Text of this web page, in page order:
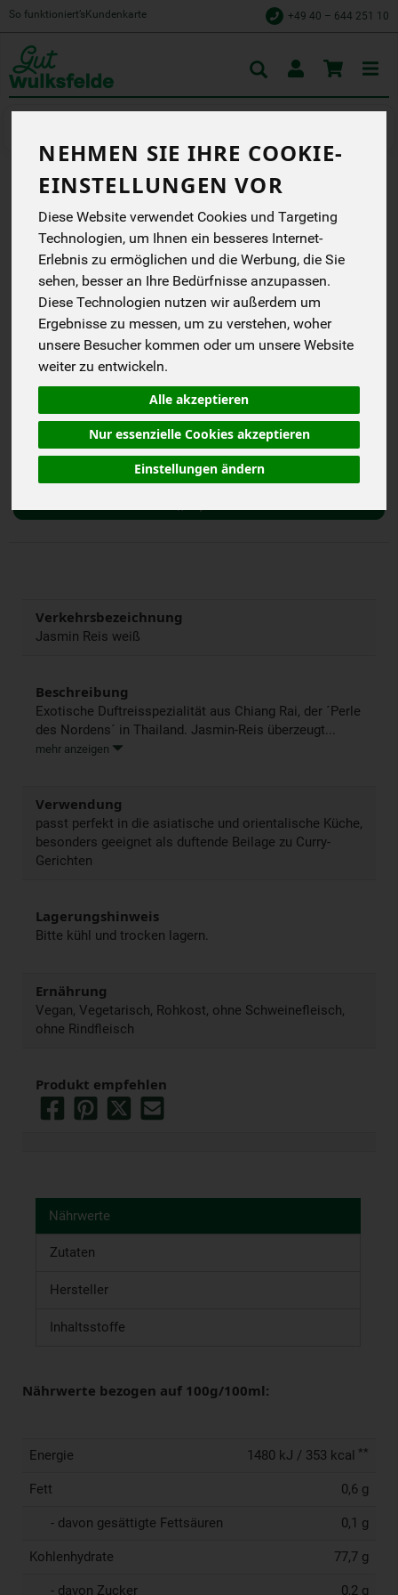
NEHMEN SIE IHRE COOKIE-
EINSTELLUNGEN VOR
Diese Website verwendet Cookies und Targeting
Technologien, um Ihnen ein besseres Internet-
Erlebnis zu ermöglichen und die Werbung, die Sie
sehen, besser an Ihre Bedürfnisse anzupassen.
Diese Technologien nutzen wir außerdem um
Ergebnisse zu messen, um zu verstehen, woher
unsere Besucher kommen oder um unsere Website
weiter zu entwickeln.
Alle akzeptieren
Nur essenzielle Cookies akzeptieren
Einstellungen ändern
So funktioniert’s Kundenkarte +49 40 – 644 251 10
Wir machen Bio aus
Liebe.
Rapunzel
EG
Handelsklasse--
(6,98 € / kg)
inkl. 7% MwSt.
500 g
Verkehrsbezeichnung
Jasmin Reis weiß
Beschreibung
Exotische Duftreisspezialität aus Chiang Rai, der ´Perle
des Nordens´ in Thailand. Jasmin-Reis überzeugt...
mehr anzeigen
Verwendung
passt perfekt in die asiatische und orientalische Küche,
besonders geeignet als duftende Beilage zu Curry-
Gerichten
Lagerungshinweis
Bitte kühl und trocken lagern.
Ernährung
Vegan, Vegetarisch, Rohkost, ohne Schweinefleisch,
ohne Rindfleisch
Produkt empfehlen
Nährwerte
Zutaten
Hersteller
Inhaltsstoffe
Nährwerte bezogen auf 100g/100ml:
Energie 1480 kJ / 353 kcal **
Fett 0,6 g
- davon gesättigte Fettsäuren 0,1 g
Kohlenhydrate 77,7 g
- davon Zucker 0,2 g
Toggle
cart